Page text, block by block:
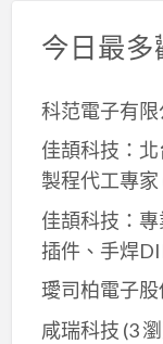
今日最多
科范電子有限
佳頡科技：
製程代工專家
佳頡科技：
插件、手焊
璦司柏電子
咸瑞科技 (3